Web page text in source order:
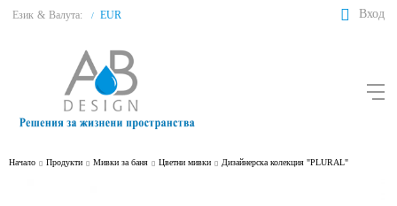
Език & Валута: / EUR Вход
Начало Продукти Мивки за баня Цветни мивки Дизайнерска колекция "PLURAL"